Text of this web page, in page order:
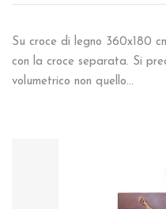
Su croce di legno 360x180
con la croce separata. Si
volumetrico non quello…